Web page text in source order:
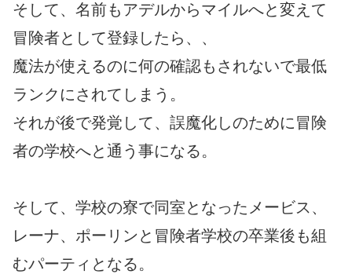
そして、名前もアデルからマイルへと変えて
冒険者として登録したら、、
魔法が使えるのに何の確認もされないで最低
ランクにされてしまう。
それが後で発覚して、誤魔化しのために冒険
者の学校へと通う事になる。
そして、学校の寮で同室となったメービス、
レーナ、ポーリンと冒険者学校の卒業後も組
むパーティとなる。